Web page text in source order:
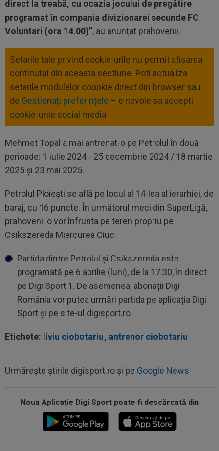
direct la treabă, cu ocazia jocului de pregătire
programat în compania divizionarei secunde FC
Voluntari (ora 14.00)”, au anunțat prahovenii.
Setarile tale privind cookie-urile nu permit afisarea
continutul din aceasta sectiune. Poti actualiza
setarile modulelor coookie direct din browser sau
de Gestionați preferințele – e nevoie sa accepti
cookie-urile social media
Mehmet Topal a mai antrenat-o pe Petrolul în două
perioade: 1 iulie 2024 - 25 decembrie 2024 / 18 martie
2025 și 23 mai 2025.
Petrolul Ploiești se află pe locul al 14-lea al ierarhiei, de
baraj, cu 16 puncte. În următorul meci din SuperLigă,
prahovenii o vor înfrunta pe teren propriu pe
Csikszereda Miercurea Ciuc.
Partida dintre Petrolul și Csikszereda este
programată pe 6 aprilie (luni), de la 17:30, în direct
pe Digi Sport 1. De asemenea, abonații Digi
România vor putea urmări partida pe aplicația Digi
Sport și pe site-ul digisport.ro
Etichete: liviu ciobotariu, antrenor ciobotariu
Urmărește știrile digisport.ro și pe Google News
Noua Aplicaţie Digi Sport poate fi descărcată din
Dinamo a făcut un nou transfer! Andrei
Nicolescu: ”E peste nivelul din...